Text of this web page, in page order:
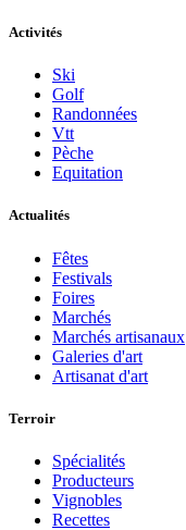
Activités
Ski
Golf
Randonnées
Vtt
Pèche
Equitation
Actualités
Fêtes
Festivals
Foires
Marchés
Marchés artisanaux
Galeries d'art
Artisanat d'art
Terroir
Spécialités
Producteurs
Vignobles
Recettes